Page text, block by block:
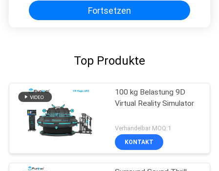
Fortsetzen
Top Produkte
100 kg Belastung 9D
Virtual Reality Simulator
Verhandelbar MOQ:1
KONTAKT